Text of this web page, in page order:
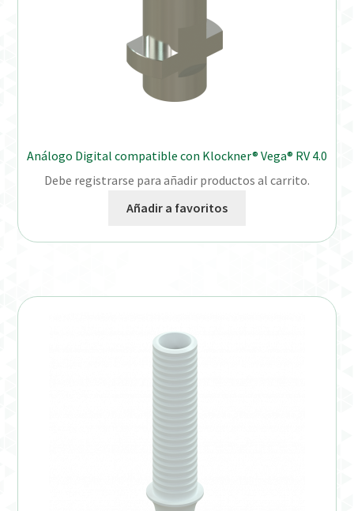
Análogo Digital compatible con Klockner® Vega® RV 4.0
Debe registrarse para añadir productos al carrito.
Añadir a favoritos